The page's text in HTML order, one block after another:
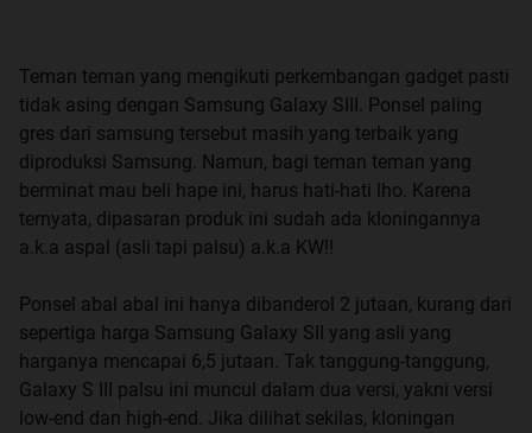
Teman teman yang mengikuti perkembangan gadget pasti
tidak asing dengan Samsung Galaxy SIII. Ponsel paling
gres dari samsung tersebut masih yang terbaik yang
diproduksi Samsung. Namun, bagi teman teman yang
berminat mau beli hape ini, harus hati-hati lho. Karena
ternyata, dipasaran produk ini sudah ada kloningannya
a.k.a aspal (asli tapi palsu) a.k.a KW!!
Ponsel abal abal ini hanya dibanderol 2 jutaan, kurang dari
sepertiga harga Samsung Galaxy SII yang asli yang
harganya mencapai 6,5 jutaan. Tak tanggung-tanggung,
Galaxy S III palsu ini muncul dalam dua versi, yakni versi
low-end dan high-end. Jika dilihat sekilas, kloningan